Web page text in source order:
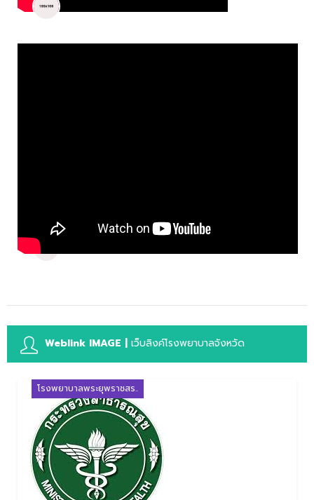
Weblink IMAGE | เว็บลิงค์โรงพยาบาลจังหวัด
โรงพยาบาลพระยุพราชสร..